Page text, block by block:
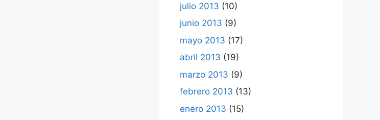
julio 2013 (10)
junio 2013 (9)
mayo 2013 (17)
abril 2013 (19)
marzo 2013 (9)
febrero 2013 (13)
enero 2013 (15)